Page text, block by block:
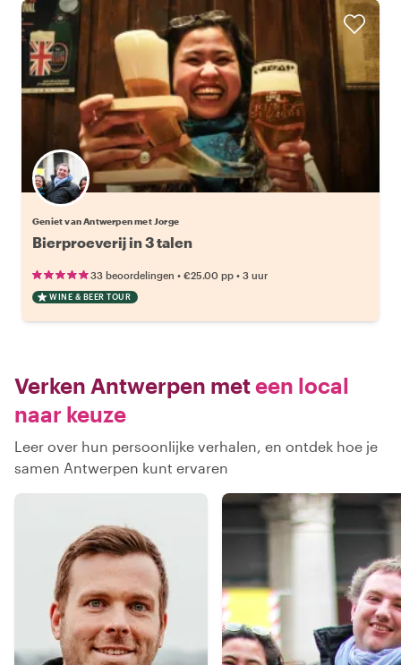
Geniet van Antwerpen met Jorge
Bierproeverij in 3 talen
33 beoordelingen • €25.00 pp • 3 uur
WINE & BEER TOUR
Verken Antwerpen meteen local
naar keuze
Leer over hun persoonlijke verhalen, en ontdek hoe je
samen Antwerpen kunt ervaren